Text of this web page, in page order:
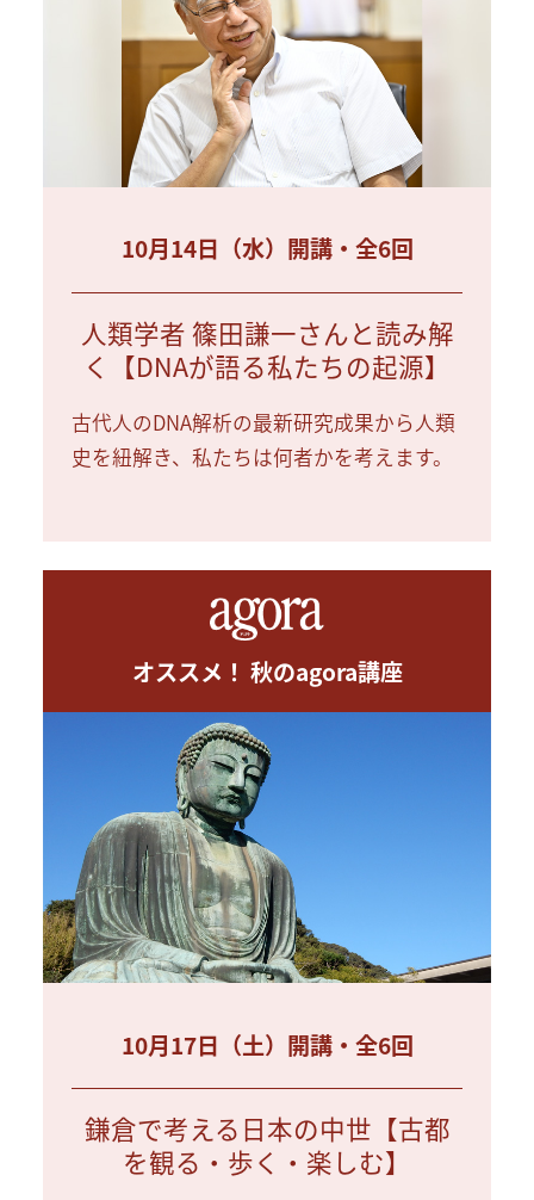
10月14日（水）開講・全6回
人類学者 篠田謙一さんと読み解
く【DNAが語る私たちの起源】
古代人のDNA解析の最新研究成果から人類
史を紐解き、私たちは何者かを考えます。
オススメ！ 秋のagora講座
10月17日（土）開講・全6回
鎌倉で考える日本の中世【古都
を観る・歩く・楽しむ】